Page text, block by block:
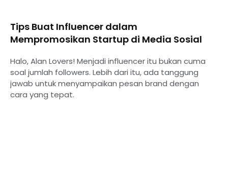
Tips Buat Influencer dalam
Mempromosikan Startup di Media Sosial
Halo, Alan Lovers! Menjadi influencer itu bukan cuma
soal jumlah followers. Lebih dari itu, ada tanggung
jawab untuk menyampaikan pesan brand dengan
cara yang tepat.